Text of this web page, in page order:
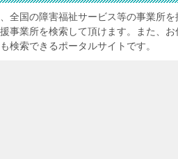
、全国の障害福祉サービス等の事業所
事業所を検索して頂けます。また、
検索できるポータルサイトです。